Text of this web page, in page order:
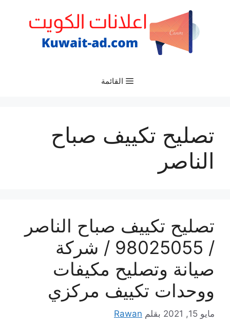
القائمة
تصليح تكييف صباح
الناصر
تصليح تكييف صباح الناصر
/ 98025055 / شركة
صيانة وتصليح مكيفات
ووحدات تكييف مركزي
مايو 15, 2021 بقلم Rawan